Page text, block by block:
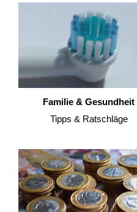
Familie & Gesundheit
Tipps & Ratschläge